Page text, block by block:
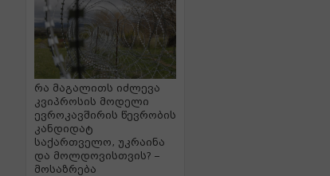
რა მაგალითს იძლევა
კვიპროსის მოდელი
ევროკავშირის წევრობის
კანდიდატ
საქართველო, უკრაინა
და მოლდოვისთვის? –
მოსაზრება